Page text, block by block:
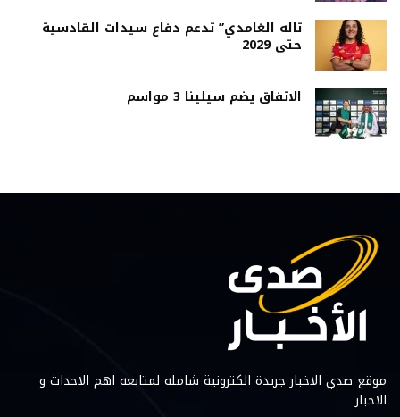
تاله الغامدي” تدعم دفاع سيدات القادسية
حتى 2029
الاتفاق يضم سيلينا 3 مواسم
موقع صدي الاخبار جريدة الكترونية شامله لمتابعه اهم الاحداث و
الاخبار